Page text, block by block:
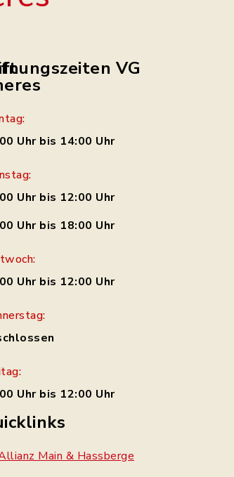
VG
Uhr bis 14:00 Uhr
Uhr bis 12:00 Uhr
Uhr bis 18:00 Uhr
Uhr bis 12:00 Uhr
Uhr bis 12:00 Uhr
Main & Hassberge